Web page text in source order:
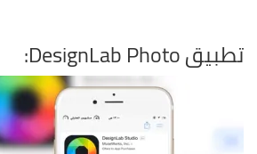
تطبيق DesignLab Photo: